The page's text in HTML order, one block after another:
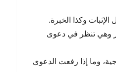
وكذا الخبرة.
وهي تنظر في دعوى
وما إذا رفعت الدعوى